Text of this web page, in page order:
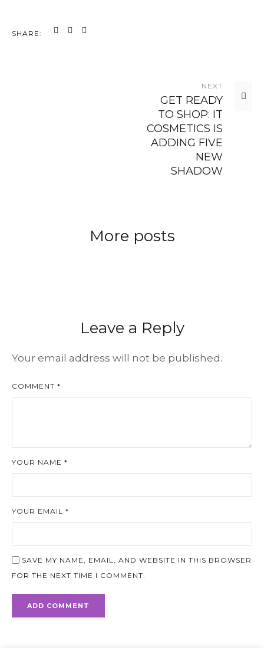
SHARE:
NEXT
GET READY
TO SHOP: IT
COSMETICS IS
ADDING FIVE
NEW
SHADOW
More posts
Leave a Reply
Your email address will not be published.
COMMENT *
YOUR NAME *
YOUR EMAIL *
SAVE MY NAME, EMAIL, AND WEBSITE IN THIS BROWSER
FOR THE NEXT TIME I COMMENT.